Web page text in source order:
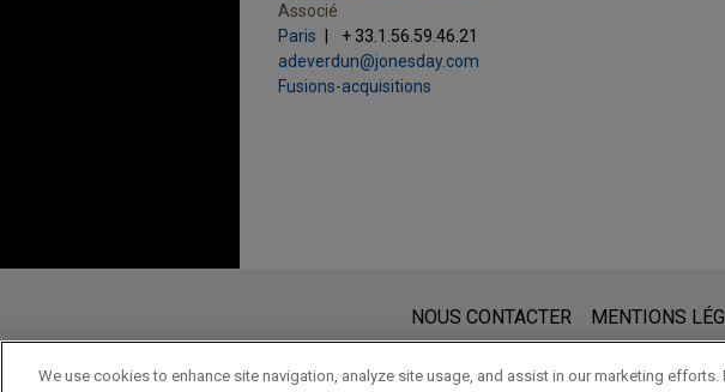
Associé
Paris
+ 33.1.56.59.46.21
adeverdun@jonesday.com
Fusions-acquisitions
Les informations contenues sur le site
de cet e-mail n’ont pas pour effet de créer une relation
protégé à moins que nous n’ayons donné notre accord
NOUS CONTACTER MENTIONS
We use cookies to enhance site navigation, analyze site usage, and assist in our marketing efforts.